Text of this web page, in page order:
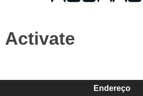
Activate
Endereço